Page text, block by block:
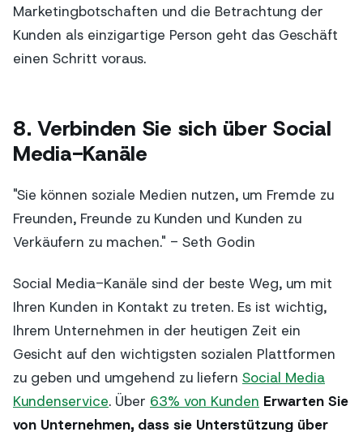
Marketingbotschaften und die Betrachtung der
Kunden als einzigartige Person geht das Geschäft
einen Schritt voraus.
8. Verbinden Sie sich über Social
Media-Kanäle
"Sie können soziale Medien nutzen, um Fremde zu
Freunden, Freunde zu Kunden und Kunden zu
Verkäufern zu machen." - Seth Godin
Social Media-Kanäle sind der beste Weg, um mit
Ihren Kunden in Kontakt zu treten. Es ist wichtig,
Ihrem Unternehmen in der heutigen Zeit ein
Gesicht auf den wichtigsten sozialen Plattformen
zu geben und umgehend zu liefern Social Media
Kundenservice. Über 63% von Kunden Erwarten Sie
von Unternehmen, dass sie Unterstützung über